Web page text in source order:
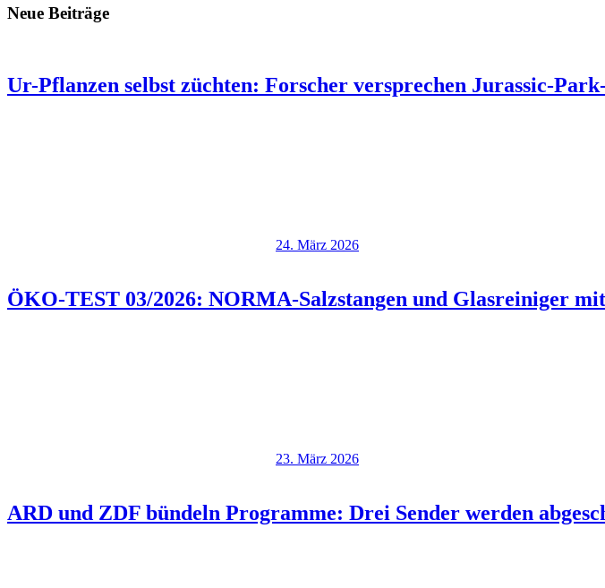
Neue Beiträge
Ur-Pflanzen selbst züchten: Forscher versprechen Jurassic-
24. März 2026
ÖKO-TEST 03/2026: NORMA-Salzstangen und Glasreiniger
23. März 2026
ARD und ZDF bündeln Programme: Drei Sender werden